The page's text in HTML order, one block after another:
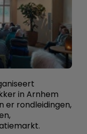
in Arnhem
er rondleidingen,